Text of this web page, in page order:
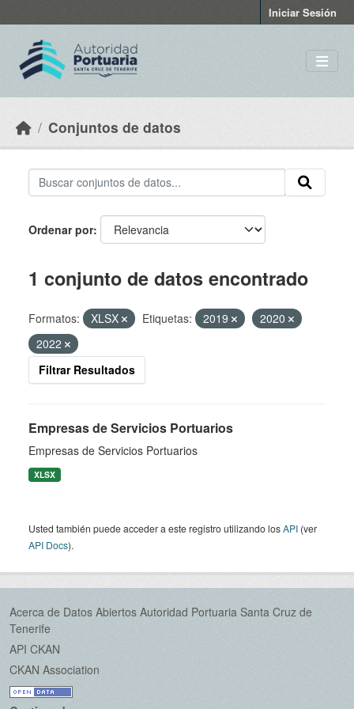
Iniciar Sesión
Conjuntos de datos
Ordenar por
1 conjunto de datos encontrado
Formatos: XLSX Etiquetas: 2019
2020
2022
Filtrar Resultados
Empresas de Servicios Portuarios
Empresas de Servicios Portuarios
XLSX
Usted también puede acceder a este registro utilizando losAPI (ver
API Docs).
Acerca de Datos Abiertos Autoridad Portuaria Santa Cruz de
Tenerife
API CKAN
CKAN Association